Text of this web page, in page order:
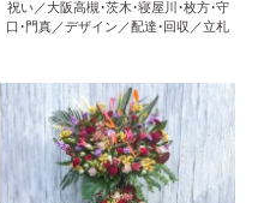
祝い／大阪高槻・茨木・寝屋川・枚方・守
口・門真／デザイン／配達・回収／立札